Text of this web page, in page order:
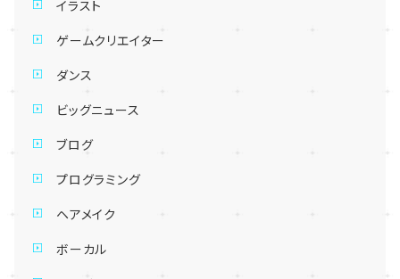
イラスト
ゲームクリエイター
ダンス
ビッグニュース
ブログ
プログラミング
ヘアメイク
ボーカル